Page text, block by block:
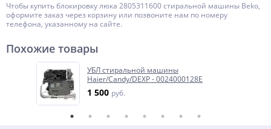
Чтобы купить блокировку люка 2805311600 стиральной машины Beko,
оформите заказ через корзину или позвоните нам по номеру
телефона, указанному на сайте.
Похожие товары
УБЛ стиральной машины
Haier/Candy/DEXP - 0024000128E
1 500 руб.